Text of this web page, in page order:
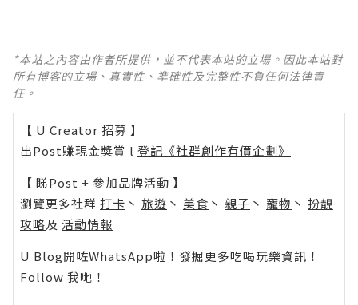
*本站之內容由作者所提供，並不代表本站的立場。因此本站對
所有博客的立場、真實性、準確性及完整性不負任何法律責
任。
【 U Creator 招募 】
出Post賺現金獎賞 l 登記《社群創作有價企劃》
【 睇Post + 參加品牌活動 】
瀏覽更多社群 打卡 丶 旅遊 丶 美食 丶 親子 丶 寵物 丶 扮靚
攻略及 活動情報
U Blog開咗WhatsApp啦！發掘更多吃喝玩樂資訊！
Follow 我哋 ！